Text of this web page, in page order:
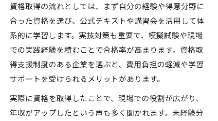
資格取得の流れとしては、まず自分の経験や得意分野に
合った資格を選び、公式テキストや講習会を活用して体
系的に学習します。実技対策も重要で、模擬試験や現場
での実践経験を積むことで合格率が高まります。資格取
得支援制度のある企業を選ぶと、費用負担の軽減や学習
サポートを受けられるメリットがあります。
実際に資格を取得したことで、現場での役割が広がり、
年収がアップしたという声も多く聞かれます。未経験分